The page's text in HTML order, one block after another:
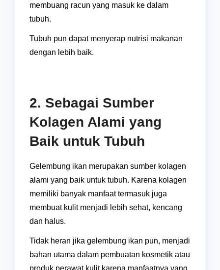
membuang racun yang masuk ke dalam
tubuh.
Tubuh pun dapat menyerap nutrisi makanan
dengan lebih baik.
2. Sebagai Sumber
Kolagen Alami yang
Baik untuk Tubuh
Gelembung ikan merupakan sumber kolagen
alami yang baik untuk tubuh. Karena kolagen
memiliki banyak manfaat termasuk juga
membuat kulit menjadi lebih sehat, kencang
dan halus.
Tidak heran jika gelembung ikan pun, menjadi
bahan utama dalam pembuatan kosmetik atau
produk perawat kulit karena manfaatnya yang